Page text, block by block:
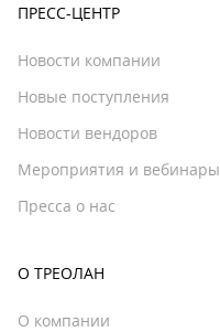
ПРЕСС-ЦЕНТР
Новости компании
Новые поступления
Новости вендоров
Мероприятия и вебинары
Пресса о нас
О ТРЕОЛАН
О компании